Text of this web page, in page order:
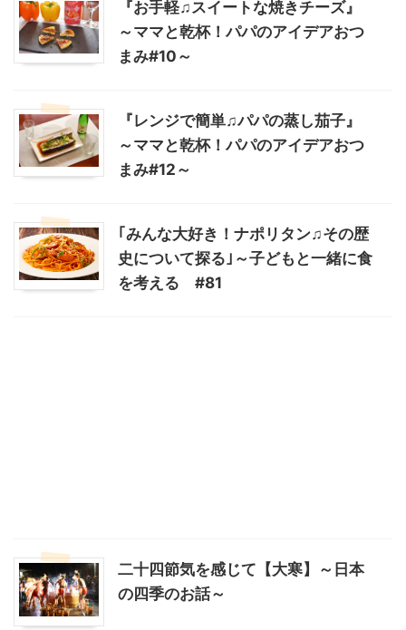
『お手軽♫スイートな焼きチーズ』
～ママと乾杯！パパのアイデアおつ
まみ#10～
『レンジで簡単♫パパの蒸し茄子』
～ママと乾杯！パパのアイデアおつ
まみ#12～
｢みんな大好き！ナポリタン♫その歴
史について探る｣～子どもと一緒に食
を考える #81
二十四節気を感じて【大寒】～日本
の四季のお話～